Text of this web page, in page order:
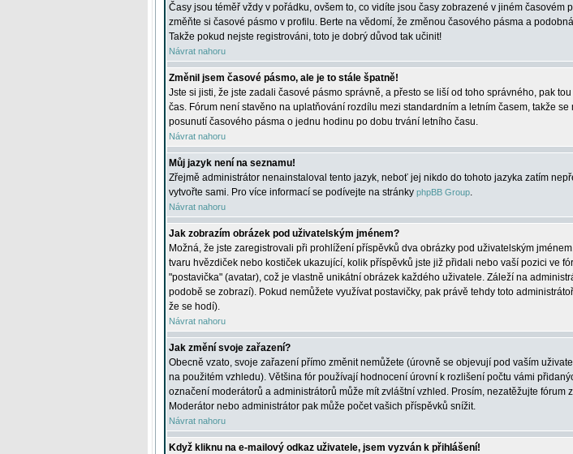
Časy jsou téměř vždy v pořádku, ovšem to, co vidíte jsou časy zobrazené v jiném časovém
změňte si časové pásmo v profilu. Berte na vědomí, že změnou časového pásma a
Takže pokud nejste registrováni, toto je dobrý důvod tak učinit!
Návrat nahoru
Změnil jsem časové pásmo, ale je to stále špatně!
Jste si jisti, že jste zadali časové pásmo správně, a přesto se liší od toho správného, pak
čas. Fórum není stavěno na uplatňování rozdílu mezi standardním a letním časem, takže
posunutí časového pásma o jednu hodinu po dobu trvání letního času.
Návrat nahoru
Můj jazyk není na seznamu!
Zřejmě administrátor nenainstaloval tento jazyk, neboť jej nikdo do tohoto jazyka zatím
vytvořte sami. Pro více informací se podívejte na stránky phpBB Group.
Návrat nahoru
Jak zobrazím obrázek pod uživatelským jménem?
Možná, že jste zaregistrovali při prohlížení příspěvků dva obrázky pod uživatelským
tvaru hvězdiček nebo kostiček ukazující, kolik příspěvků jste již přidali nebo vaší pozici ve
"postavička" (avatar), což je vlastně unikátní obrázek každého uživatele. Záleží na
podobě se zobrazí). Pokud nemůžete využívat postavičky, pak právě tehdy toto
že se hodí).
Návrat nahoru
Jak změní svoje zařazení?
Obecně vzato, svoje zařazení přímo změnit nemůžete (úrovně se objevují pod vaším
na použitém vzhledu). Většina fór používají hodnocení úrovní k rozlišení počtu vámi
označení moderátorů a administrátorů může mít zvláštní vzhled. Prosím, nezatěžujte
Moderátor nebo administrátor pak může počet vašich příspěvků snížit.
Návrat nahoru
Když kliknu na e-mailový odkaz uživatele, jsem vyzván k přihlášení!